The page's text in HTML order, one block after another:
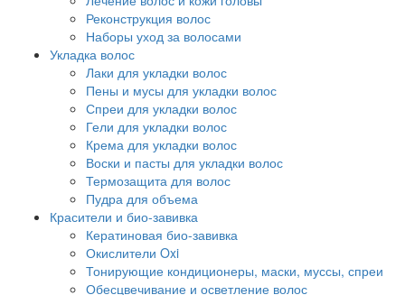
Реконструкция волос
Наборы уход за волосами
Укладка волос
Лаки для укладки волос
Пены и мусы для укладки волос
Спреи для укладки волос
Гели для укладки волос
Крема для укладки волос
Воски и пасты для укладки волос
Термозащита для волос
Пудра для объема
Красители и био-завивка
Кератиновая био-завивка
Окислители Oxi
Тонирующие кондиционеры, маски, муссы, спреи
Обесцвечивание и осветление волос